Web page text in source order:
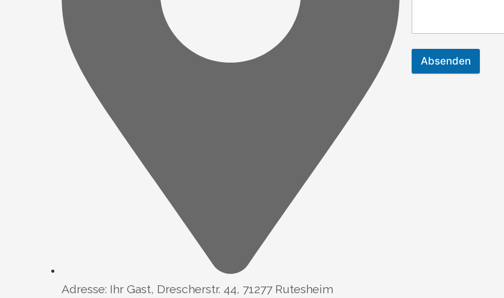
Adresse: Ihr Gast, Drescherstr. 44, 71277 Rutesheim
Absenden